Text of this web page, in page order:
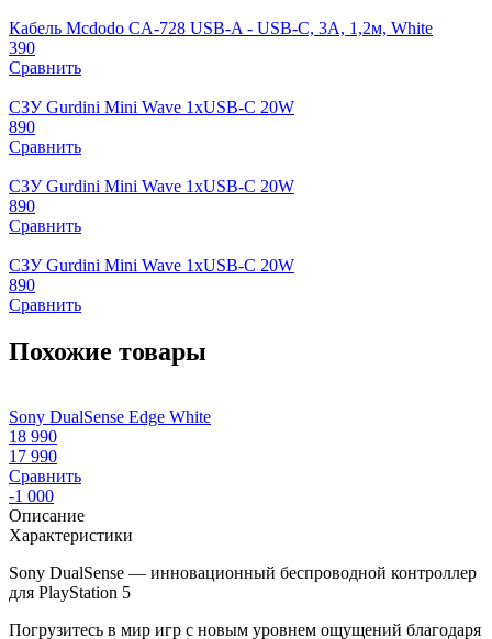
Кабель Mcdodo CA-728 USB-A - USB-C, 3A, 1,2м, White
390
Сравнить
СЗУ Gurdini Mini Wave 1xUSB-C 20W
890
Сравнить
СЗУ Gurdini Mini Wave 1xUSB-C 20W
890
Сравнить
СЗУ Gurdini Mini Wave 1xUSB-C 20W
890
Сравнить
Похожие товары
Sony DualSense Edge White
18 990
17 990
Сравнить
-1 000
Описание
Характеристики
Sony DualSense — инновационный беспроводной контроллер
для PlayStation 5
Погрузитесь в мир игр с новым уровнем ощущений благодаря